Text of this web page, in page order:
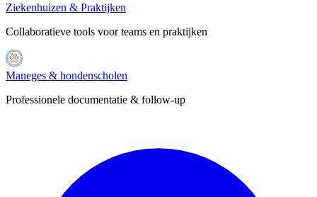
Ziekenhuizen & Praktijken
Collaboratieve tools voor teams en praktijken
Maneges & hondenscholen
Professionele documentatie & follow-up